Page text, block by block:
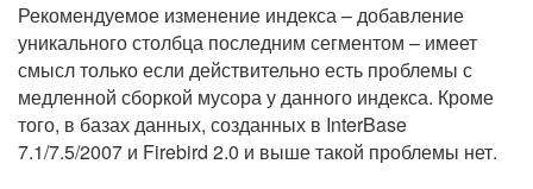
Рекомендуемое изменение индекса – добавление
уникального столбца последним сегментом – имеет
смысл только если действительно есть проблемы с
медленной сборкой мусора у данного индекса. Кроме
того, в базах данных, созданных в InterBase
7.1/7.5/2007 и Firebird 2.0 и выше такой проблемы нет.